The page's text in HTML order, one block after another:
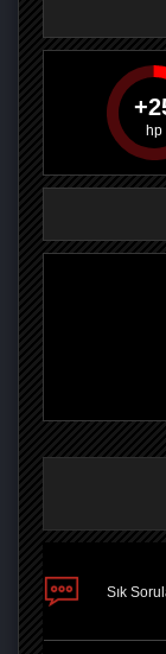
PAYLAŞ
Sık